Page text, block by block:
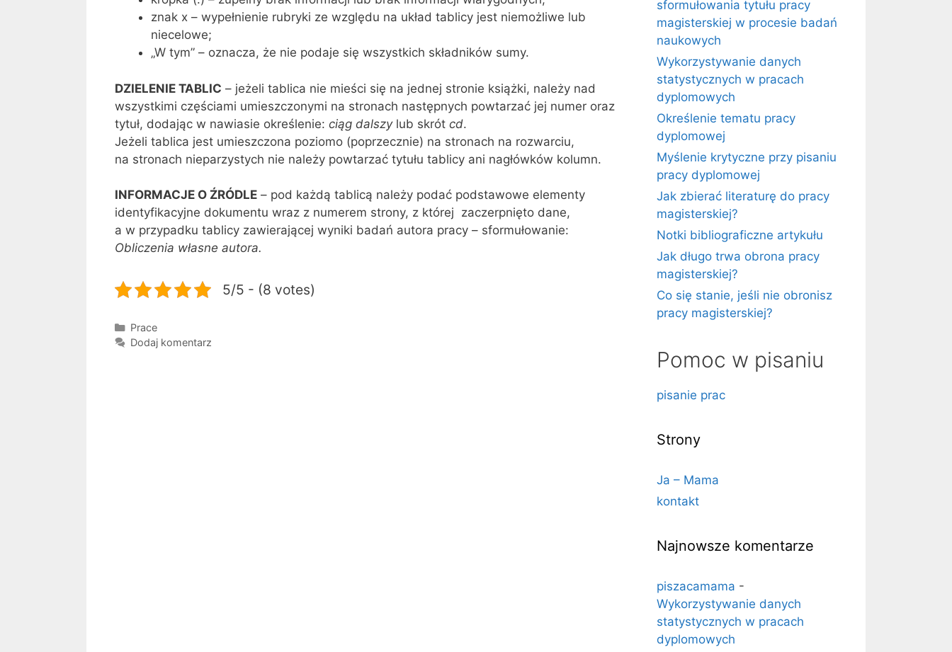
znak x – wypełnienie rubryki ze względu na układ tablicy jest niemożliwe lub
niecelowe;
„W tym” – oznacza, że nie podaje się wszystkich składników sumy.
DZIELENIE TABLIC – jeżeli tablica nie mieści się na jednej stronie książki, należy nad
wszystkimi częściami umieszczonymi na stronach następnych powtarzać jej numer oraz
tytuł, dodając w nawiasie określenie: ciąg dalszylub skrót cd.
Jeżeli tablica jest umieszczona poziomo (poprzecznie) na stronach na rozwarciu,
na stronach nieparzystych nie należy powtarzać tytułu tablicy ani nagłówków kolumn.
INFORMACJE O ŹRÓDLE – pod każdą tablicą należy podać podstawowe elementy
identyfikacyjne dokumentu wraz z numerem strony, z której zaczerpnięto dane,
a w przypadku tablicy zawierającej wyniki badań autora pracy – sformułowanie:
Obliczenia własne autora.
5/5 - (8 votes)
Kategorie
Prace
Dodaj komentarz
sformułowania tytułu pracy
magisterskiej w procesie badań
naukowych
Wykorzystywanie danych
statystycznych w pracach
dyplomowych
Określenie tematu pracy
dyplomowej
Myślenie krytyczne przy pisaniu
pracy dyplomowej
Jak zbierać literaturę do pracy
magisterskiej?
Notki bibliograficzne artykułu
Jak długo trwa obrona pracy
magisterskiej?
Co się stanie, jeśli nie obronisz
pracy magisterskiej?
Pomoc w pisaniu
pisanie prac
Strony
Ja – Mama
kontakt
Najnowsze komentarze
piszacamama -
Wykorzystywanie danych
statystycznych w pracach
dyplomowych